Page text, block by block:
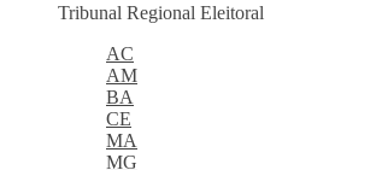
Tribunal Regional Eleitoral
AC
AM
BA
CE
MA
MG